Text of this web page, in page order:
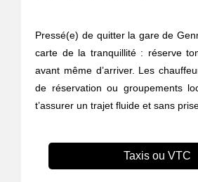
Pressé(e) de quitter la gare de
carte de la tranquillité : réserve
avant même d’arriver. Les
de réservation ou groupements
t’assurer un trajet fluide et sans
Taxis ou VTC